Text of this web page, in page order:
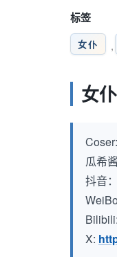
标签
女仆 ,
女
Coser:
瓜希
抖音：
WeiBo
Bilibili:
X: